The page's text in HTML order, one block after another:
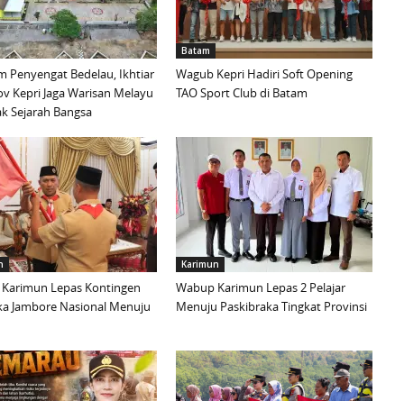
Penyengat Bedelau, Ikhtiar
Kepri Jaga Warisan Melayu
Sejarah Bangsa
Batam
Wagub Kepri Hadiri Soft Opening
TAO Sport Club di Batam
Lepas Kontingen
Jambore Nasional Menuju
Karimun
Wabup Karimun Lepas 2 Pelajar
Menuju Paskibraka Tingkat Provinsi